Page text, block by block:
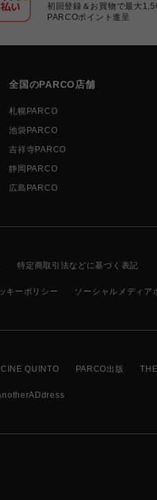
初回登録＆お買物で最大
PARCOポイント進呈
全国のPARCO店舗
札幌PARCO
池袋PARCO
吉祥寺PARCO
静岡PARCO
広島PARCO
特定商取引法などに基づく表記
キーポリシー ソーシャルメディア
CINE QUINTO PARCO出版